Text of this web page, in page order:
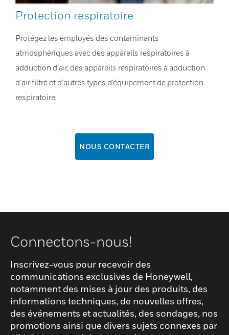
Protection respiratoire
Protégez les employés des contaminants
atmosphériques avec des appareils respiratoires à
adduction d’air, des appareils respiratoires à adduction
d’air filtré et d’autres types d’équipement de protection
respiratoire.
NOUS CONTACTER
Connectons-nous!
Inscrivez-vous pour recevoir des
communications exclusives de Honeywell,
notamment des mises à jour des produits, des
informations techniques, de nouvelles offres,
des événements et actualités, des sondages, nos
promotions ainsi que divers sujets connexes par